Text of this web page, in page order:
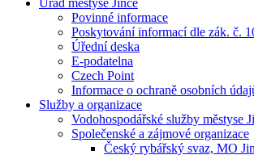
Úřad městyse Jince
Povinné informace
Poskytování informací dle zák. č.
Úřední deska
E-podatelna
Czech Point
Informace o ochraně osobních
Služby a organizace
Vodohospodářské služby městyse
Společenské a zájmové organizace
Český rybářský svaz, MO